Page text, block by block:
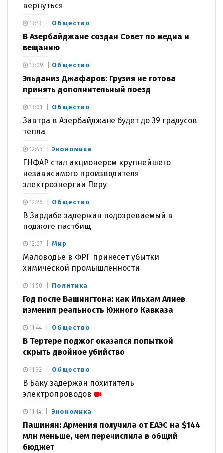
вернуться
Общество
В Азербайджане создан Совет по медиа и
вещанию
13:13
Общество
Эльданиз Джафаров: Грузия не готова
принять дополнительный поезд
13:09
Общество
Завтра в Азербайджане будет до 39 градусов
тепла
13:01
Экономика
ГНФАР стал акционером крупнейшего
независимого производителя
электроэнергии Перу
12:46
Общество
В Зардабе задержан подозреваемый в
поджоге пастбищ
12:26
Мир
Маловодье в ФРГ принесет убытки
химической промышленности
12:07
Политика
Год после Вашингтона: как Ильхам Алиев
изменил реальность Южного Кавказа
11:50
Общество
В Тертере поджог оказался попыткой
скрыть двойное убийство
11:44
Общество
В Баку задержан похититель
электропроводов
11:32
Экономика
Пашинян: Армения получила от ЕАЭС на $144
млн меньше, чем перечислила в общий
бюджет
11:14